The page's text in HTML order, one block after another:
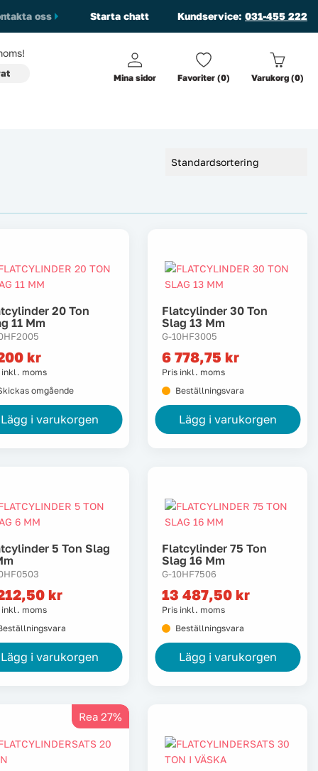
oss Starta chatt Kundservice: 031-455 222
Mina sidor Favoriter (0) Varukorg (0)
20 Ton
11 Mm
kr
inkl. moms
omgående
Lägg i varukorgen
Flatcylinder 30 Ton
Slag 13 Mm
G-10HF3005
6 778,75 kr
Pris inkl. moms
Beställningsvara
Lägg i varukorgen
5 Ton Slag
kr
inkl. moms
Lägg i varukorgen
Flatcylinder 75 Ton
Slag 16 Mm
G-10HF7506
13 487,50 kr
Pris inkl. moms
Beställningsvara
Lägg i varukorgen
Rea 27%